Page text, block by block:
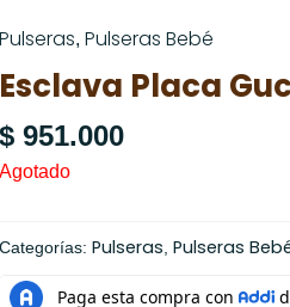
Pulseras, Pulseras Bebé
Esclava Placa
$ 951.000
Agotado
Categorías: Pulseras Pulseras